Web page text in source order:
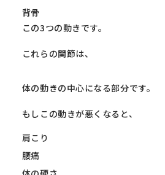
背骨
この3つの動きです。
これらの関節は、
体の動きの中心になる部分です。
もしこの動きが悪くなると、
肩こり
腰痛